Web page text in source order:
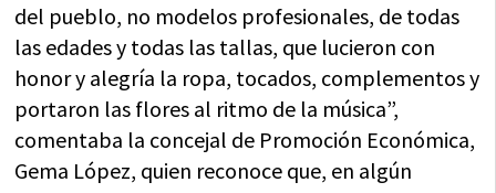
del pueblo, no modelos profesionales, de todas
las edades y todas las tallas, que lucieron con
honor y alegría la ropa, tocados, complementos y
portaron las flores al ritmo de la música”,
comentaba la concejal de Promoción Económica,
Gema López, quien reconoce que, en algún